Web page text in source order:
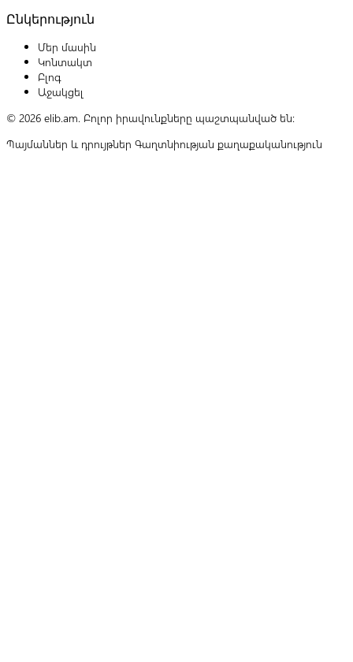
Ընկերություն
Մեր մասին
Կոնտակտ
Բլոգ
Աջակցել
© 2026 elib.am. Բոլոր իրավունքները պաշտպանված են:
Պայմաններ և դրույթներ Գաղտնիության քաղաքականություն